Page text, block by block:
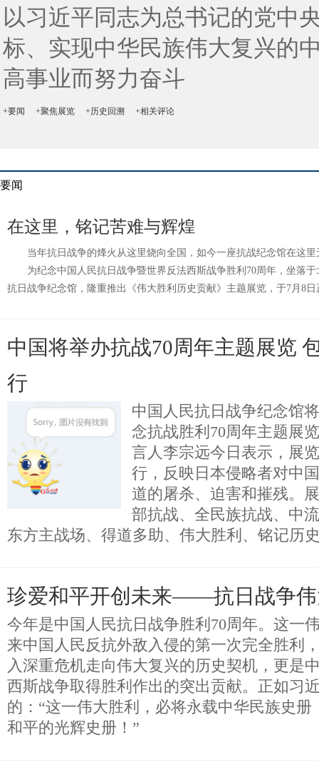
以习近平同志为总书记的党中
标、实现中华民族伟大复兴的
高事业而努力奋斗
+要闻 +聚焦展览 +历史回溯 +相关评论
要闻
在这里，铭记苦难与辉煌
当年抗日战争的烽火从这里烧向全国，如今一座抗战纪念馆在这里
为纪念中国人民抗日战争暨世界反法西斯战争胜利70周年，坐落于
抗日战争纪念馆，隆重推出《伟大胜利历史贡献》主题展览，于7月8
中国将举办抗战70周年主题展览
行
中国人民抗日战争纪念馆
念抗战胜利70周年主题展
言人李宗远今日表示，展
行，反映日本侵略者对中
道的屠杀、迫害和摧残。
部抗战、全民族抗战、中
东方主战场、得道多助、伟大胜利、铭记历
珍爱和平开创未来——抗日战争伟
今年是中国人民抗日战争胜利70周年。这一
来中国人民反抗外敌入侵的第一次完全胜利
入深重危机走向伟大复兴的历史契机，更是
西斯战争取得胜利作出的突出贡献。正如习
的：“这一伟大胜利，必将永载中华民族史册
和平的光辉史册！”